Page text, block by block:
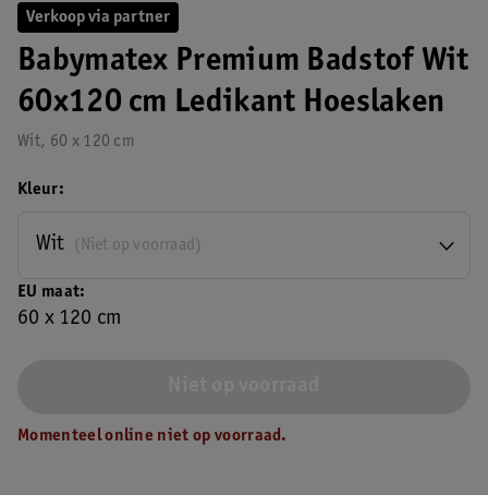
Verkoop via partner
Babymatex Premium Badstof Wit
60x120 cm Ledikant Hoeslaken
Wit, 60 x 120 cm
EU maat
60 x 120 cm
Kleur
(Niet op voorraad)
Wit
Momenteel online niet op voorraad.